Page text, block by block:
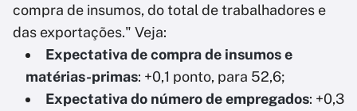
compra de insumos, do total de trabalhadores e
das exportações." Veja:
Expectativa de compra de insumos e
matérias-primas: +0,1 ponto, para 52,6;
Expectativa do número de empregados: +0,3